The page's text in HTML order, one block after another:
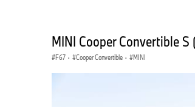
MINI Cooper Convertible
F67 · Cooper Convertible · MINI